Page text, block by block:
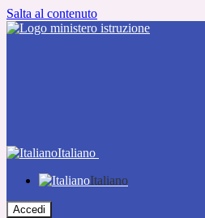
Salta al contenuto
Italiano
Italiano
Accedi